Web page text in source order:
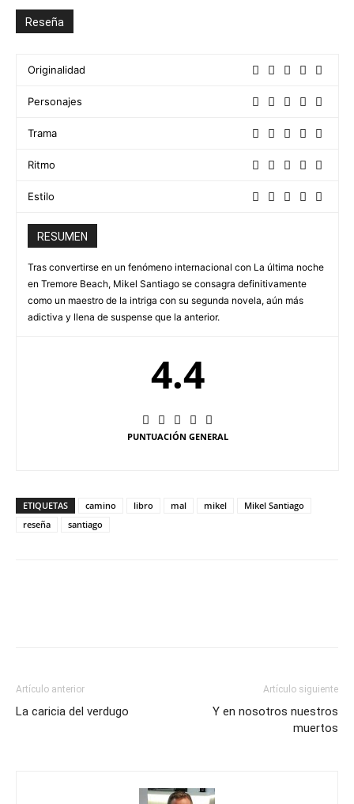
Reseña
Originalidad
Personajes
Trama
Ritmo
Estilo
RESUMEN
Tras convertirse en un fenómeno internacional con La última noche
en Tremore Beach, Mikel Santiago se consagra definitivamente
como un maestro de la intriga con su segunda novela, aún más
adictiva y llena de suspense que la anterior.
4.4
PUNTUACIÓN GENERAL
ETIQUETAS camino libro mal mikel
Mikel Santiago
reseña
santiago
Artículo anterior
La caricia del verdugo
Artículo siguiente
Y en nosotros nuestros
muertos